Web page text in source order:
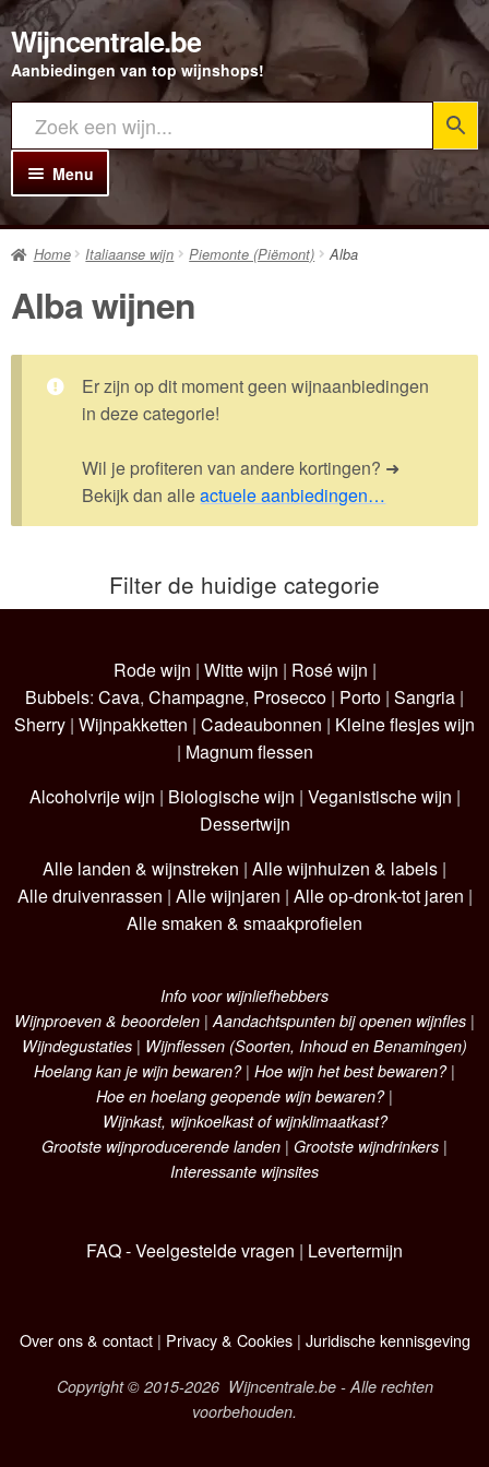
Ga
door
naar
navigatie
Ga
direct
naar
inhoud
Wijncentrale.be
Aanbiedingen van top wijnshops!
Menu
Home
Alle Wijnen
Witte wijn
Rosé wijn
Porto
Wijnpakketten
Kleine flesjes
Cadeaubonnen
Home Italiaanse wijn Piemonte (Piëmont) Alba
Alba wijnen
Er zijn op dit moment geen wijnaanbiedingen
in deze categorie!
Wil je profiteren van andere kortingen? ➜
Bekijk dan alleactuele aanbiedingen…
Filter de huidige categorie
Rode wijn | Witte wijn | Rosé wijn |
Bubbels: Cava, Champagne, Prosecco | Porto | Sangria |
Sherry | Wijnpakketten | Cadeaubonnen | Kleine flesjes wijn
| Magnum flessen
Alcoholvrije wijn | Biologische wijn | Veganistische wijn |
Dessertwijn
Alle landen & wijnstreken | Alle wijnhuizen & labels |
Alle druivenrassen | Alle wijnjaren | Alle op-dronk-tot jaren |
Alle smaken & smaakprofielen
Info voor wijnliefhebbers
Wijnproeven & beoordelen |Aandachtspunten bij openen wijnfles |
Wijndegustaties | Wijnflessen (Soorten, Inhoud en Benamingen)
Hoelang kan je wijn bewaren?| Hoe wijn het best bewaren?|
Hoe en hoelang geopende wijn bewaren?|
Wijnkast, wijnkoelkast of wijnklimaatkast?
Grootste wijnproducerende landen | Grootste wijndrinkers |
Interessante wijnsites
FAQ - Veelgestelde vragen | Levertermijn
Over ons & contact| Privacy & Cookies| Juridische kennisgeving
Copyright © 2015-2026 Wijncentrale.be - Alle rechten
voorbehouden.